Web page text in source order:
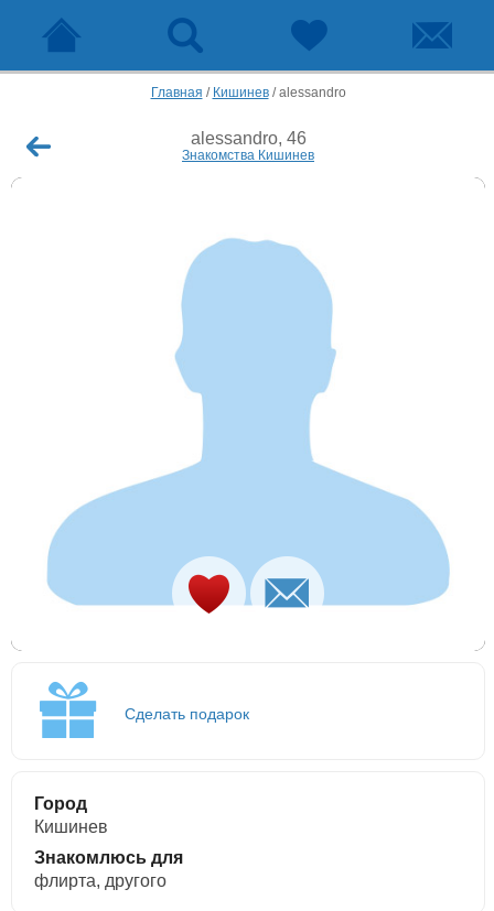
Главная / Кишинев/alessandro
alessandro, 46
Знакомства Кишинев
Сделать подарок
Город
Кишинев
Знакомлюсь для
флирта, другого